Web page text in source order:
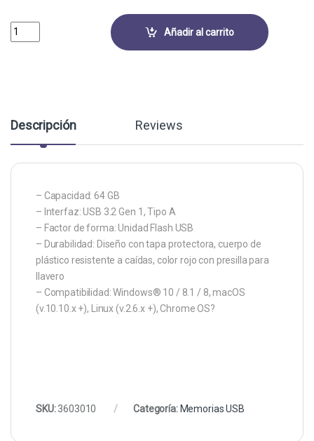
MEMORIA USB 64GB KINGSTON DATA TRAVELER EXODIA USB-A 3.2
Añadir al carrito
Descripción Reviews
– Capacidad: 64 GB
– Interfaz: USB 3.2 Gen 1, Tipo A
– Factor de forma: Unidad Flash USB
– Durabilidad: Diseño con tapa protectora, cuerpo de
plástico resistente a caídas, color rojo con presilla para
llavero
– Compatibilidad: Windows® 10 / 8.1 / 8, macOS
(v.10.10.x +), Linux (v.2.6.x +), Chrome OS?
SKU:3603010 Categoría: Memorias USB